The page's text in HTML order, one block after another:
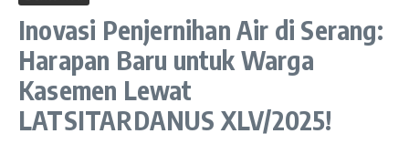
Inovasi Penjernihan Air di Serang:
Harapan Baru untuk Warga
Kasemen Lewat
LATSITARDANUS XLV/2025!